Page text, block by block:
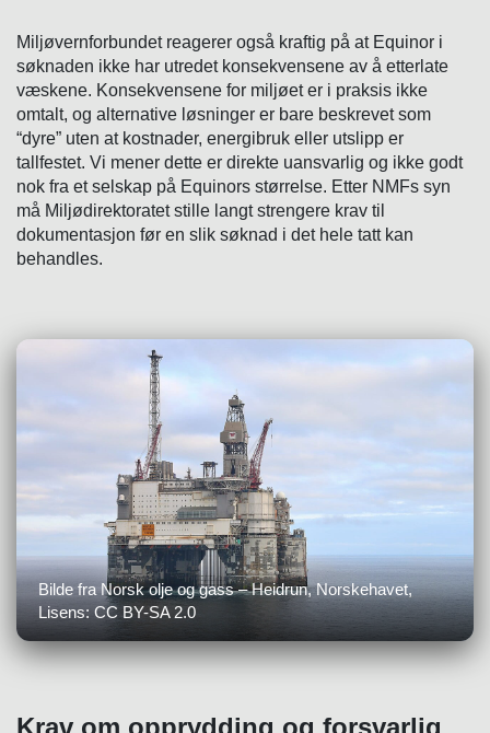
Miljøvernforbundet reagerer også kraftig på at Equinor i
søknaden ikke har utredet konsekvensene av å etterlate
væskene. Konsekvensene for miljøet er i praksis ikke
omtalt, og alternative løsninger er bare beskrevet som
“dyre” uten at kostnader, energibruk eller utslipp er
tallfestet. Vi mener dette er direkte uansvarlig og ikke godt
nok fra et selskap på Equinors størrelse. Etter NMFs syn
må Miljødirektoratet stille langt strengere krav til
dokumentasjon før en slik søknad i det hele tatt kan
behandles.
Bilde fra Norsk olje og gass – Heidrun, Norskehavet,
Lisens: CC BY-SA 2.0